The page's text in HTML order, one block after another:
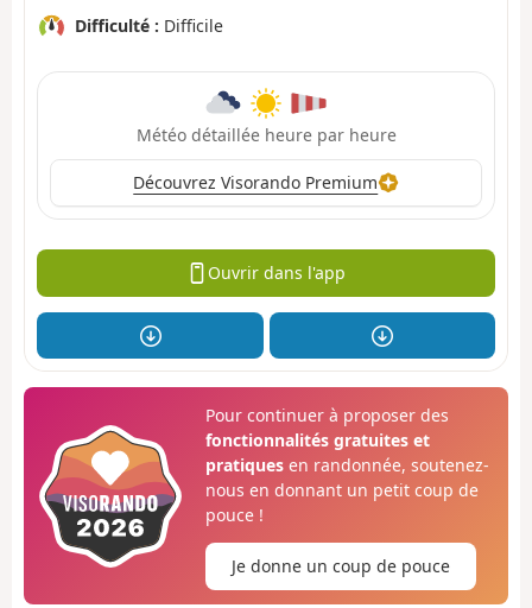
Difficulté : Difficile
Météo détaillée heure par heure
Découvrez Visorando Premium
Ouvrir dans l'app
Pour continuer à proposer des
fonctionnalités gratuites et
pratiquesen randonnée, soutenez-
nous en donnant un petit coup de
pouce !
Je donne un coup de pouce